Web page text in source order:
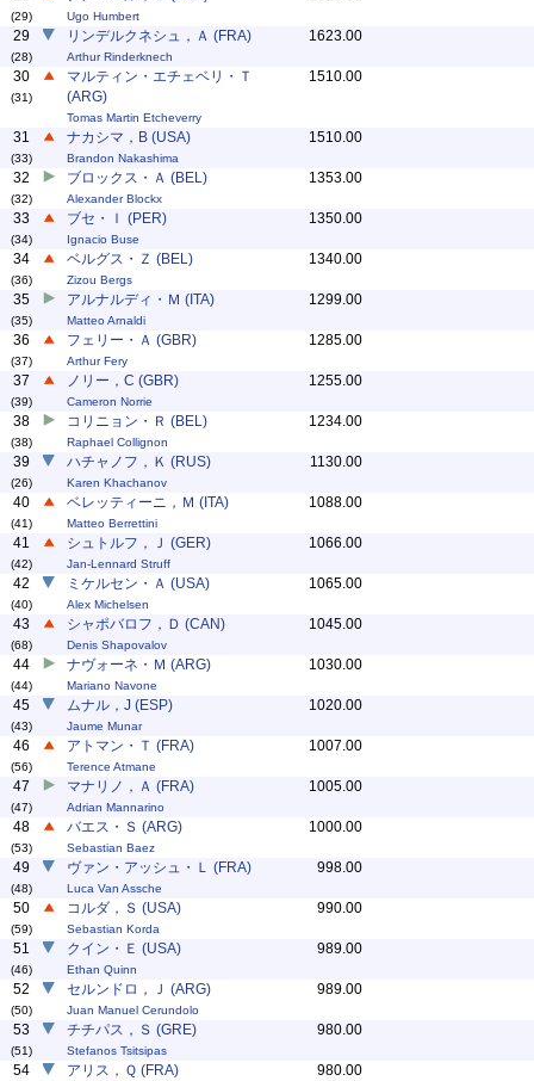
(29) Ugo Humbert
29
(28)
リンデルクネシュ，Ａ (FRA)
Arthur Rinderknech
1623.00
30
(31)
マルティン・エチェベリ・Ｔ
(ARG)
Tomas Martin Etcheverry
1510.00
31
(33)
ナカシマ，B (USA)
Brandon Nakashima
1510.00
32
(32)
ブロックス・Ａ (BEL)
Alexander Blockx
1353.00
33
(34)
ブセ・Ｉ (PER)
Ignacio Buse
1350.00
34
(36)
ベルグス・Ｚ (BEL)
Zizou Bergs
1340.00
35
(35)
アルナルディ・Ｍ (ITA)
Matteo Arnaldi
1299.00
36
(37)
フェリー・Ａ (GBR)
Arthur Fery
1285.00
37
(39)
ノリー，C (GBR)
Cameron Norrie
1255.00
38
(38)
コリニョン・Ｒ (BEL)
Raphael Collignon
1234.00
39
(26)
ハチャノフ，Ｋ (RUS)
Karen Khachanov
1130.00
40
(41)
ベレッティーニ，Ｍ (ITA)
Matteo Berrettini
1088.00
41
(42)
シュトルフ，Ｊ (GER)
Jan-Lennard Struff
1066.00
42
(40)
ミケルセン・Ａ (USA)
Alex Michelsen
1065.00
43
(68)
シャポバロフ，Ｄ (CAN)
Denis Shapovalov
1045.00
44
(44)
ナヴォーネ・Ｍ (ARG)
Mariano Navone
1030.00
45
(43)
ムナル，J (ESP)
Jaume Munar
1020.00
46
(56)
アトマン・Ｔ (FRA)
Terence Atmane
1007.00
47
(47)
マナリノ，Ａ (FRA)
Adrian Mannarino
1005.00
48
(53)
バエス・Ｓ (ARG)
Sebastian Baez
1000.00
49
(48)
ヴァン・アッシュ・Ｌ (FRA)
Luca Van Assche
998.00
50
(59)
コルダ，Ｓ (USA)
Sebastian Korda
990.00
51
(46)
クイン・Ｅ (USA)
Ethan Quinn
989.00
52
(50)
セルンドロ，Ｊ (ARG)
Juan Manuel Cerundolo
989.00
53
(51)
チチパス，Ｓ (GRE)
Stefanos Tsitsipas
980.00
54 アリス，Ｑ (FRA) 980.00